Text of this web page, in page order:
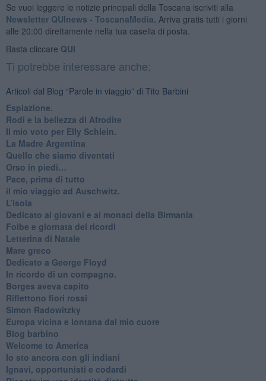
Se vuoi leggere le notizie principali della Toscana iscriviti alla
Newsletter QUInews - ToscanaMedia. Arriva gratis tutti i giorni
alle 20:00 direttamente nella tua casella di posta.
Basta cliccare QUI
Ti potrebbe interessare anche:
Articoli dal Blog “Parole in viaggio” di Tito Barbini
Espiazione.
Rodi e la bellezza di Afrodite
​Il mio voto per Elly Schlein.
​La Madre Argentina
Quello che siamo diventati
Orso in piedi…
​Pace, prima di tutto
​il mio viaggio ad Auschwitz.
​L’isola
Dedicato ai giovani e ai monaci della Birmania
​Foibe e giornata dei ricordi
Letterina di Natale
Mare greco
​Dedicato a George Floyd
​In ricordo di un compagno.
Borges aveva capito
Riflettono fiori rossi
Simon Radowitzky
Europa vicina e lontana dal mio cuore
Blog barbino
Welcome to America
​Io sto ancora con gli indiani
​Ignavi, opportunisti e codardi